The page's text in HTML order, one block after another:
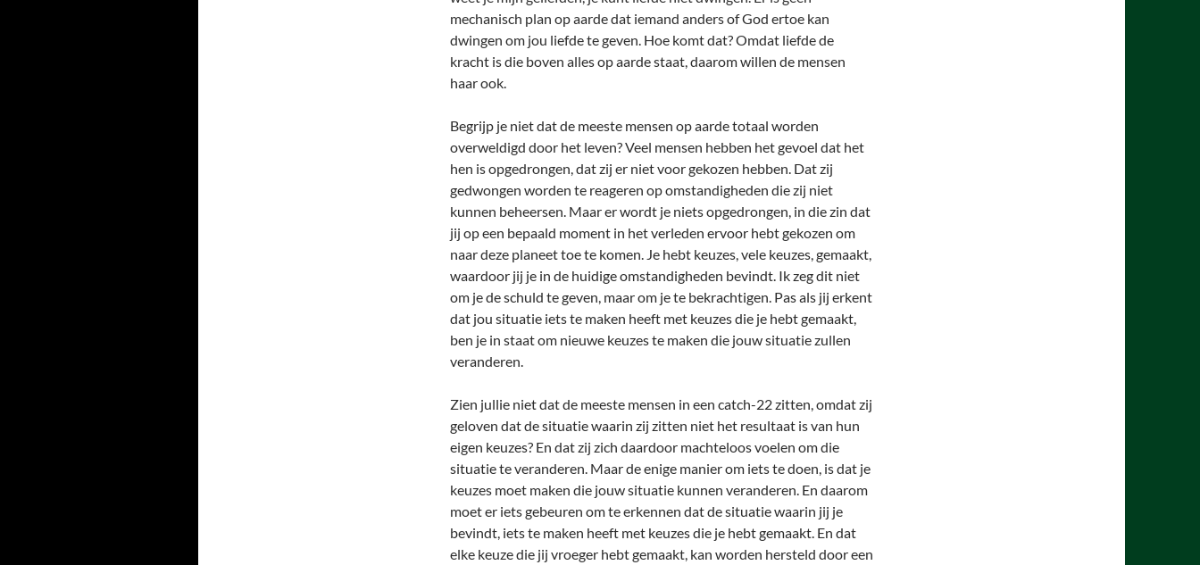
mechanisch plan op aarde dat iemand anders of God ertoe kan
dwingen om jou liefde te geven. Hoe komt dat? Omdat liefde de
kracht is die boven alles op aarde staat, daarom willen de mensen
haar ook.
Begrijp je niet dat de meeste mensen op aarde totaal worden
overweldigd door het leven? Veel mensen hebben het gevoel dat het
hen is opgedrongen, dat zij er niet voor gekozen hebben. Dat zij
gedwongen worden te reageren op omstandigheden die zij niet
kunnen beheersen. Maar er wordt je niets opgedrongen, in die zin dat
jij op een bepaald moment in het verleden ervoor hebt gekozen om
naar deze planeet toe te komen. Je hebt keuzes, vele keuzes, gemaakt,
waardoor jij je in de huidige omstandigheden bevindt. Ik zeg dit niet
om je de schuld te geven, maar om je te bekrachtigen. Pas als jij erkent
dat jou situatie iets te maken heeft met keuzes die je hebt gemaakt,
ben je in staat om nieuwe keuzes te maken die jouw situatie zullen
veranderen.
Zien jullie niet dat de meeste mensen in een catch-22 zitten, omdat zij
geloven dat de situatie waarin zij zitten niet het resultaat is van hun
eigen keuzes? En dat zij zich daardoor machteloos voelen om die
situatie te veranderen. Maar de enige manier om iets te doen, is dat je
keuzes moet maken die jouw situatie kunnen veranderen. En daarom
moet er iets gebeuren om te erkennen dat de situatie waarin jij je
bevindt, iets te maken heeft met keuzes die je hebt gemaakt. En dat
elke keuze die jij vroeger hebt gemaakt, kan worden hersteld door een